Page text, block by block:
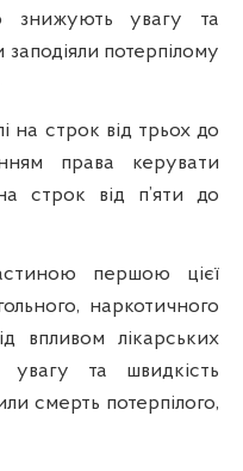
знижують увагу та
потерпілому
на строк від трьох до
права керувати
строк від п’яти до
першою цієї
наркотичного
впливом лікарських
та швидкість
смерть потерпілого,